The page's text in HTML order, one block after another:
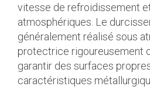
vitesse de refroidissement
atmosphériques. Le
généralement réalisé sous
protectrice rigoureusement
garantir des surfaces
caractéristiques